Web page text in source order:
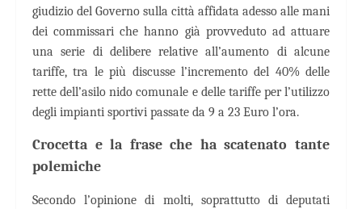
giudizio del Governo sulla città affidata adesso alle mani
dei commissari che hanno già provveduto ad attuare
una serie di delibere relative all’aumento di alcune
tariffe, tra le più discusse l’incremento del 40% delle
rette dell’asilo nido comunale e delle tariffe per l’utilizzo
degli impianti sportivi passate da 9 a 23 Euro l’ora.
Crocetta e la frase che ha scatenato tante
polemiche
Secondo l’opinione di molti, soprattutto di deputati